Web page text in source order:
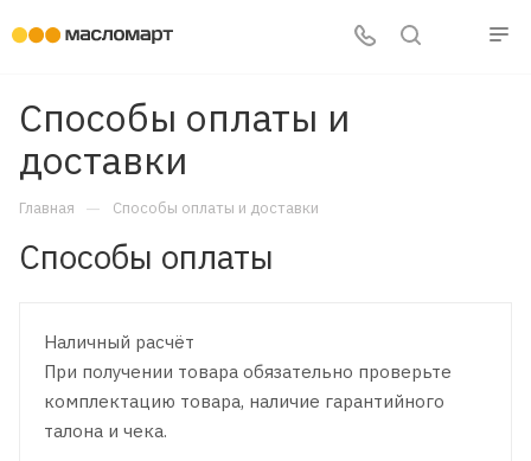
Способы оплаты и
доставки
Главная — Способы оплаты и доставки
Способы оплаты
Наличный расчёт
При получении товара обязательно проверьте
комплектацию товара, наличие гарантийного
талона и чека.